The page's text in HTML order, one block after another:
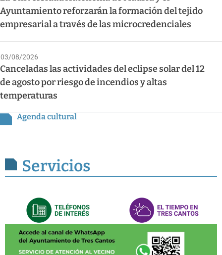
Ayuntamiento reforzarán la formación del tejido
empresarial a través de las microcredenciales
03/08/2026
Canceladas las actividades del eclipse solar del 12
de agosto por riesgo de incendios y altas
temperaturas
Agenda cultural
Servicios